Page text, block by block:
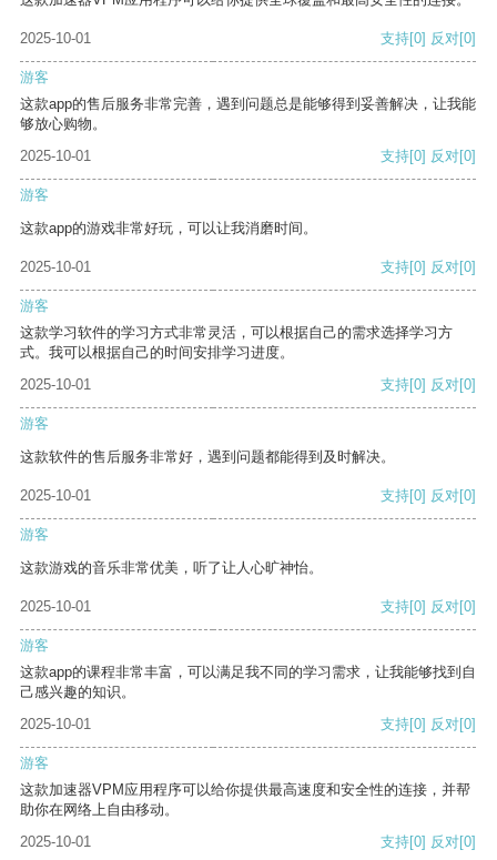
2025-10-01 支持[0] 反对[0]
游客
这款app的售后服务非常完善，遇到问题总是能够得到妥善解决，让我能
够放心购物。
2025-10-01
支持[0] 反对[0]
游客
这款app的游戏非常好玩，可以让我消磨时间。
2025-10-01 支持[0] 反对[0]
游客
这款学习软件的学习方式非常灵活，可以根据自己的需求选择学习方
式。我可以根据自己的时间安排学习进度。
2025-10-01
支持[0] 反对[0]
游客
这款软件的售后服务非常好，遇到问题都能得到及时解决。
2025-10-01 支持[0] 反对[0]
游客
这款游戏的音乐非常优美，听了让人心旷神怡。
2025-10-01 支持[0] 反对[0]
游客
这款app的课程非常丰富，可以满足我不同的学习需求，让我能够找到自
己感兴趣的知识。
2025-10-01
支持[0] 反对[0]
游客
这款加速器VPM应用程序可以给你提供最高速度和安全性的连接，并帮
助你在网络上自由移动。
2025-10-01
支持[0] 反对[0]